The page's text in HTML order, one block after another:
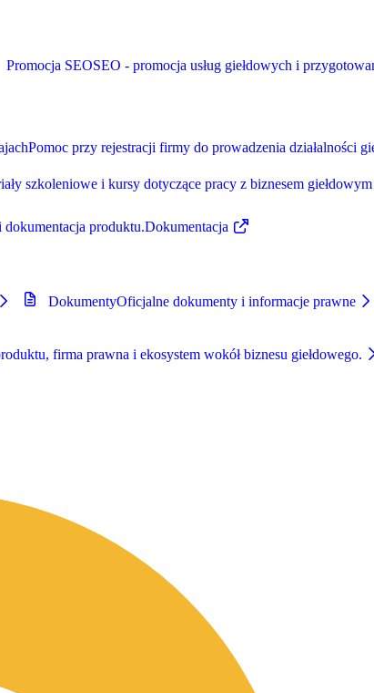
Promocja SEOSEO - promocja usług giełdowych i
Pomoc przy rejestracji firmy do prowadzenia działalności
szkoleniowe i kursy dotyczące pracy z biznesem giełdowym
produktu.Dokumentacja
DokumentyOficjalne dokumenty i informacje prawne
firma prawna i ekosystem wokół biznesu giełdowego.